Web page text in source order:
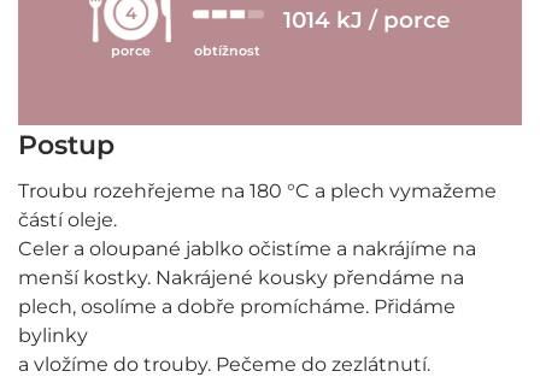
4
porce obtížnost
1014 kJ / porce
Postup
Troubu rozehřejeme na 180 °C a plech vymažeme
částí oleje.
Celer a oloupané jablko očistíme a nakrájíme na
menší kostky. Nakrájené kousky přendáme na
plech, osolíme a dobře promícháme. Přidáme
bylinky
a vložíme do trouby. Pečeme do zezlátnutí.